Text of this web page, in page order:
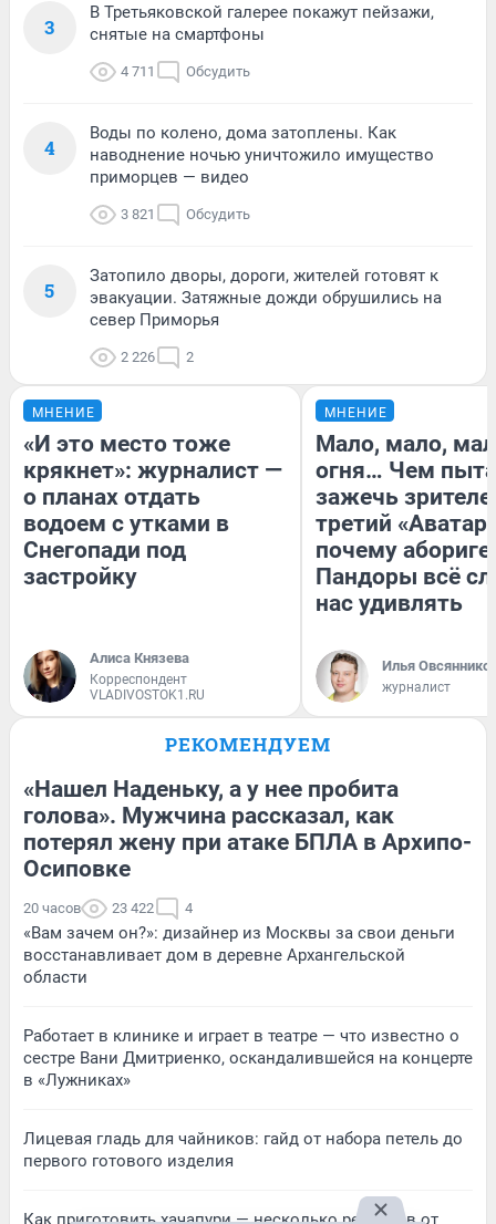
3
В Третьяковской галерее покажут пейзажи,
снятые на смартфоны
4 711 Обсудить
4
Воды по колено, дома затоплены. Как
наводнение ночью уничтожило имущество
приморцев — видео
3 821 Обсудить
5
Затопило дворы, дороги, жителей готовят к
эвакуации. Затяжные дожди обрушились на
север Приморья
2 226 2
МНЕНИЕ
«И это место тоже
крякнет»: журналист —
о планах отдать
водоем с утками в
Снегопади под
застройку
Алиса Князева
Корреспондент
VLADIVOSTOK1.RU
МНЕНИЕ
Мало, мало,
огня… Чем
зажечь
третий
почему
Пандоры всё
нас удивлять
Илья
журналист
РЕКОМЕНДУЕМ
«Нашел Наденьку, а у нее пробита
голова». Мужчина рассказал, как
потерял жену при атаке БПЛА в Архипо-
Осиповке
20 часов 23 422 4
«Вам зачем он?»: дизайнер из Москвы за свои деньги
восстанавливает дом в деревне Архангельской
области
Работает в клинике и играет в театре — что известно о
сестре Вани Дмитриенко, оскандалившейся на концерте
в «Лужниках»
Лицевая гладь для чайников: гайд от набора петель до
первого готового изделия
Как приготовить хачапури — несколько рецептов от